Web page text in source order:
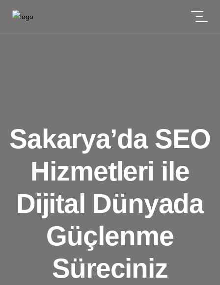
Sakarya’da SEO
Hizmetleri ile
Dijital Dünyada
Güçlenme
Süreciniz